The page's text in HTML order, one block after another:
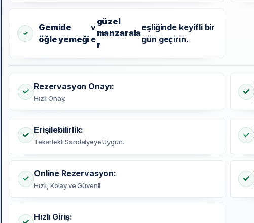
Gemide
öğle yemeği
v
e
güzel
manzarala
r
eşliğinde keyifli bir
gün geçirin.
Rezervasyon Onayı:
Hızlı Onay.
Erişilebilirlik:
Tekerlekli Sandalyeye Uygun.
Online Rezervasyon:
Hızlı, Kolay ve Güvenli.
Hızlı Giriş: